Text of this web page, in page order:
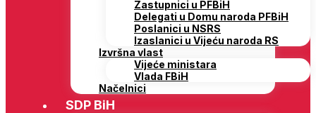
Zastupnici u PFBiH
Delegati u Domu naroda PFBiH
Poslanici u NSRS
Izaslanici u Vijeću naroda RS
Izvršna vlast
Vijeće ministara
Vlada FBiH
Načelnici
SDP BiH